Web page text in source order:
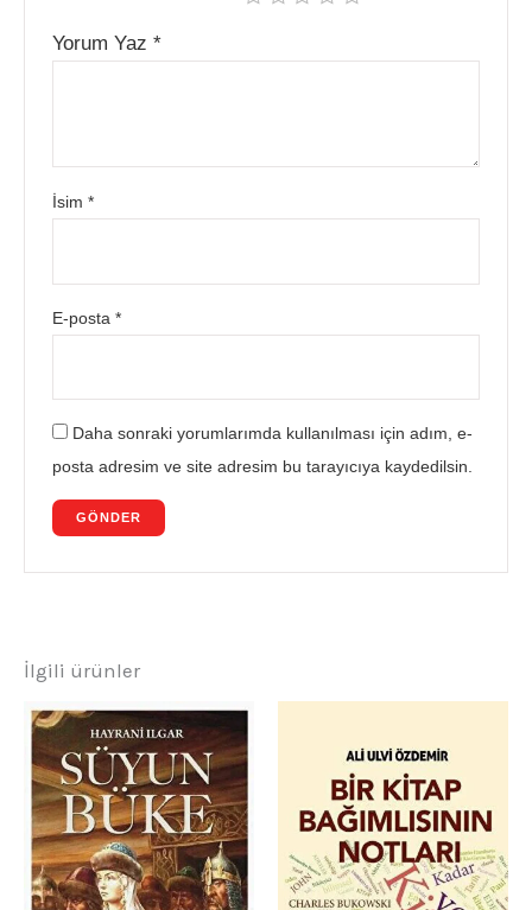
Yorum Yaz*
İsim*
E-posta*
Daha sonraki yorumlarımda kullanılması için adım, e-
posta adresim ve site adresim bu tarayıcıya kaydedilsin.
İlgili ürünler